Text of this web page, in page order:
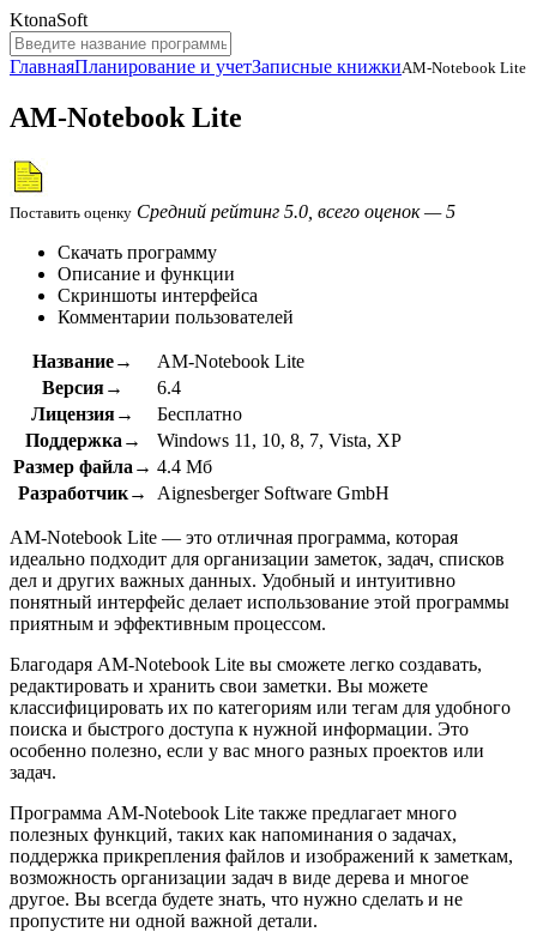
KtonaSoft
ГлавнаяПланирование и учетЗаписные книжкиAM-Notebook Lite
AM-Notebook Lite
Поставить оценку Средний рейтинг 5.0, всего оценок — 5
Скачать программу
Описание и функции
Скриншоты интерфейса
Комментарии пользователей
Название→
AM-Notebook Lite
Версия→
6.4
Лицензия→
Бесплатно
Поддержка→
Windows 11, 10, 8, 7, Vista, XP
Размер файла→ 4.4 Мб
Разработчик→
Aignesberger Software GmbH
AM-Notebook Lite — это отличная программа, которая
идеально подходит для организации заметок, задач, списков
дел и других важных данных. Удобный и интуитивно
понятный интерфейс делает использование этой программы
приятным и эффективным процессом.
Благодаря AM-Notebook Lite вы сможете легко создавать,
редактировать и хранить свои заметки. Вы можете
классифицировать их по категориям или тегам для удобного
поиска и быстрого доступа к нужной информации. Это
особенно полезно, если у вас много разных проектов или
задач.
Программа AM-Notebook Lite также предлагает много
полезных функций, таких как напоминания о задачах,
поддержка прикрепления файлов и изображений к заметкам,
возможность организации задач в виде дерева и многое
другое. Вы всегда будете знать, что нужно сделать и не
пропустите ни одной важной детали.